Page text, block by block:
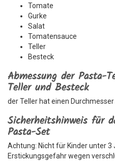
Tomate
Gurke
Salat
Tomatensauce
Teller
Besteck
Abmessung der Pasta-
Teller und Besteck
der Teller hat einen
Sicherheitshinweis für
Pasta-Set
Achtung: Nicht für Kinder unter 3
Erstickungsgefahr wegen